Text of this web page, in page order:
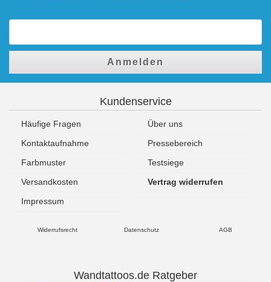
Anmelden
Kundenservice
Häufige Fragen
Über uns
Kontaktaufnahme
Pressebereich
Farbmuster
Testsiege
Versandkosten
Vertrag widerrufen
Impressum
Widerrufsrecht Datenschutz AGB
Wandtattoos.de Ratgeber